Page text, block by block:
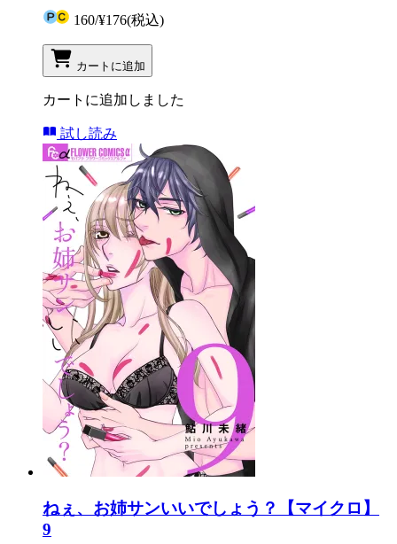
160/¥176(税込)
カートに追加
カートに追加しました
試し読み
ねぇ、お姉サンいいでしょう？【マイクロ】
9